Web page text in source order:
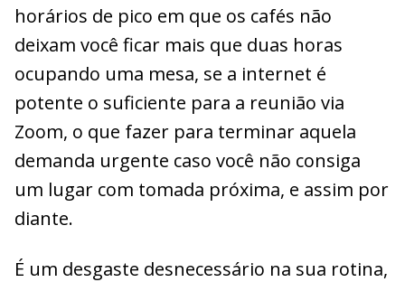
horários de pico em que os cafés não
deixam você ficar mais que duas horas
ocupando uma mesa, se a internet é
potente o suficiente para a reunião via
Zoom, o que fazer para terminar aquela
demanda urgente caso você não consiga
um lugar com tomada próxima, e assim por
diante.
É um desgaste desnecessário na sua rotina,